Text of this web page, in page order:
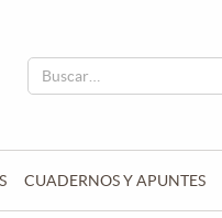
CUADERNOS Y APUNTES